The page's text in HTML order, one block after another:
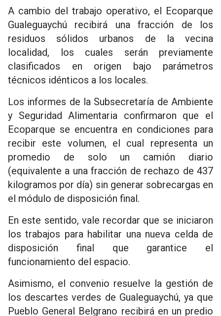
A cambio del trabajo operativo, el Ecoparque
Gualeguaychú recibirá una fracción de los
residuos sólidos urbanos de la vecina
localidad, los cuales serán previamente
clasificados en origen bajo parámetros
técnicos idénticos a los locales.
Los informes de la Subsecretaría de Ambiente
y Seguridad Alimentaria confirmaron que el
Ecoparque se encuentra en condiciones para
recibir este volumen, el cual representa un
promedio de solo un camión diario
(equivalente a una fracción de rechazo de 437
kilogramos por día) sin generar sobrecargas en
el módulo de disposición final.
En este sentido, vale recordar que se iniciaron
los trabajos para habilitar una nueva celda de
disposición final que garantice el
funcionamiento del espacio.
Asimismo, el convenio resuelve la gestión de
los descartes verdes de Gualeguaychú, ya que
Pueblo General Belgrano recibirá en un predio